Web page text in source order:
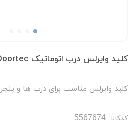
کلید وایرلس درب اتوماتیک Doortec
کلید وایرلس مناسب برای درب ها و
کدکالا: